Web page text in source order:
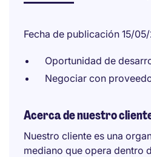
Fecha de publicación 15/
Oportunidad de
Negociar con
Acerca de nuestro
Nuestro cliente es una
mediano que opera dentro